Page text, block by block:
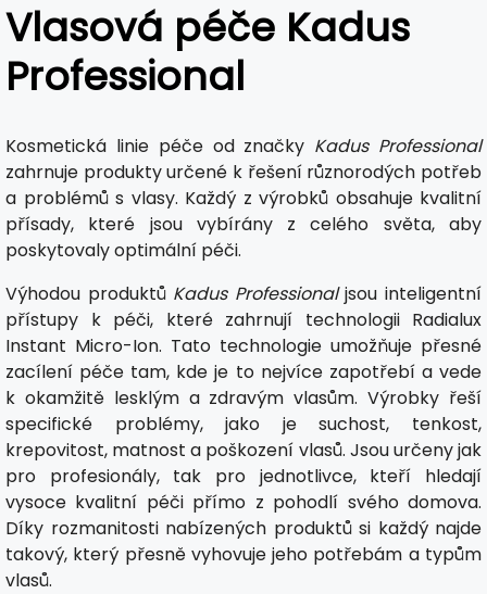
Vlasová péče Kadus
Professional
Kosmetická linie péče od značky Kadus Professional
zahrnuje produkty určené k řešení různorodých potřeb
a problémů s vlasy. Každý z výrobků obsahuje kvalitní
přísady, které jsou vybírány z celého světa, aby
poskytovaly optimální péči.
Výhodou produktů Kadus Professionaljsou inteligentní
přístupy k péči, které zahrnují technologii Radialux
Instant Micro-Ion. Tato technologie umožňuje přesné
zacílení péče tam, kde je to nejvíce zapotřebí a vede
k okamžitě lesklým a zdravým vlasům. Výrobky řeší
specifické problémy, jako je suchost, tenkost,
krepovitost, matnost a poškození vlasů. Jsou určeny jak
pro profesionály, tak pro jednotlivce, kteří hledají
vysoce kvalitní péči přímo z pohodlí svého domova.
Díky rozmanitosti nabízených produktů si každý najde
takový, který přesně vyhovuje jeho potřebám a typům
vlasů.